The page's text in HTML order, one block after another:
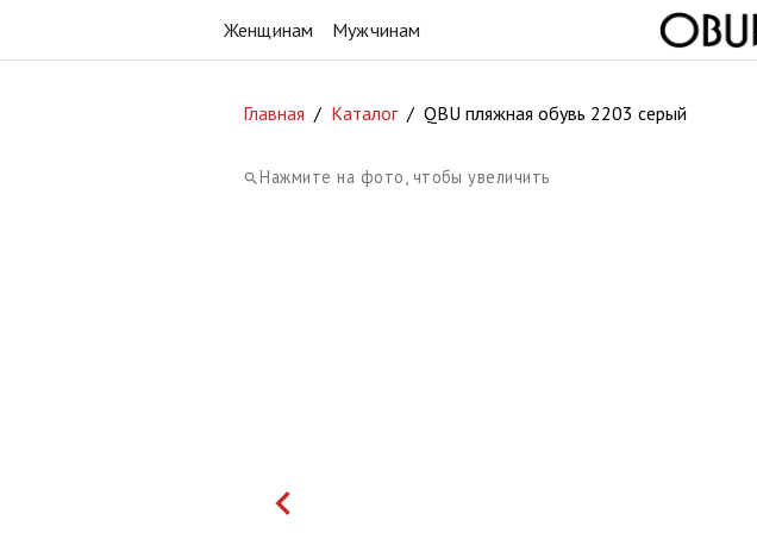
Женщинам Мужчинам
Главная / Каталог / QBU пляжная обувь 2203 серый
keyboard_arrow_left
searchНажмите на фото, чтобы увеличить